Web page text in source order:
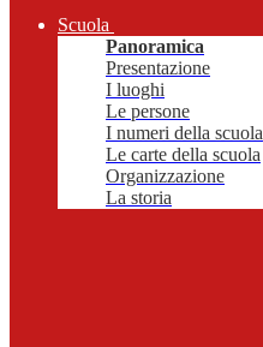
Scuola
Panoramica
Presentazione
I luoghi
Le persone
I numeri della scuola
Le carte della scuola
Organizzazione
La storia